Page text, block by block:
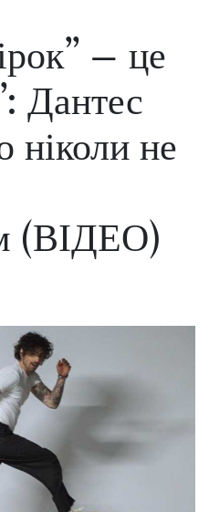
– це
Дантес
ніколи не
(ВІДЕО)